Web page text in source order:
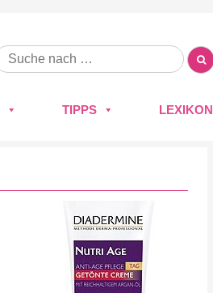
TIPPS LEXIKON